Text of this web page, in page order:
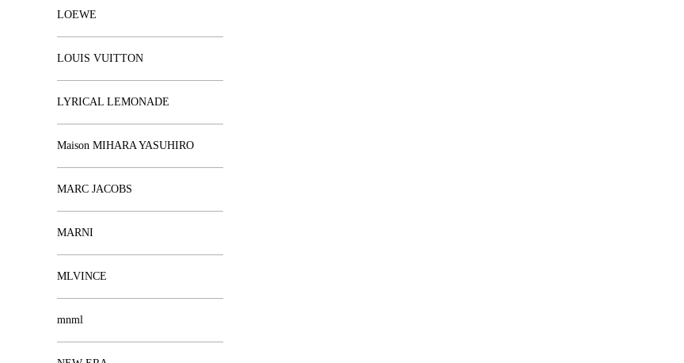
LOEWE
LOUIS VUITTON
LYRICAL LEMONADE
Maison MIHARA YASUHIRO
MARC JACOBS
MARNI
MLVINCE
mnml